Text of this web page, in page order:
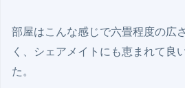
部屋はこんな感じで六畳程度の広
く、シェアメイトにも恵まれて良
た。